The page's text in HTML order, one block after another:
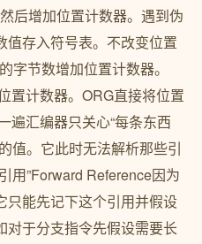
后增加位置计数器。遇到伪
值存入符号表。不改变位置
字节数增加位置计数器。
置计数器。ORG直接将位置
遍汇编器只关心“每条东西
值。它此时无法解析那些引
用”Forward Reference因为
只能先记下这个引用并假设
对于分支指令先假设需要长